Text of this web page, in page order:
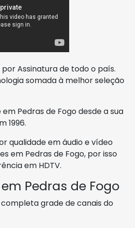
por Assinatura de todo o país.
somada à melhor seleção
Pedras de Fogo desde a sua
1996.
qualidade em áudio e vídeo
em Pedras de Fogo, por isso
em HDTV.
em Pedras de Fogo
grade de canais do